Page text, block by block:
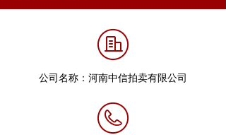
公司名称： 河南中信拍卖有限公司